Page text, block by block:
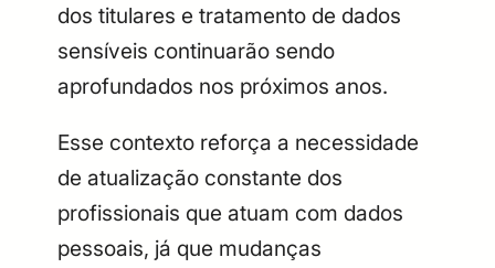
dos titulares e tratamento de dados
sensíveis continuarão sendo
aprofundados nos próximos anos.
Esse contexto reforça a necessidade
de atualização constante dos
profissionais que atuam com dados
pessoais, já que mudanças